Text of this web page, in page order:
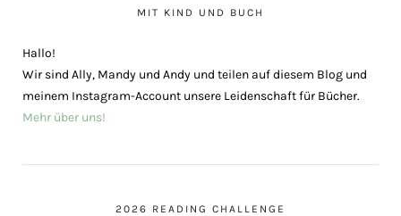
MIT KIND UND BUCH
Hallo!
Wir sind Ally, Mandy und Andy und teilen auf diesem Blog und
meinem Instagram-Account unsere Leidenschaft für Bücher.
Mehr über uns!
2026 READING CHALLENGE